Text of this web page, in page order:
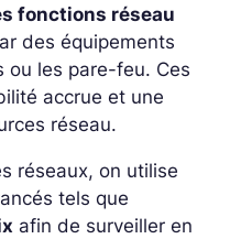
fonctions réseau
des équipements
ou les pare-feu. Ces
accrue et une
réseau.
réseaux, on utilise
tels que
afin de surveiller en